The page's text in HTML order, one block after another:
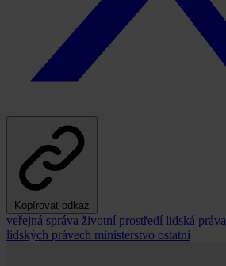
Kopírovat odkaz
veřejná správa životní prostředí lidská práva
lidských právech ministerstvo ostatní